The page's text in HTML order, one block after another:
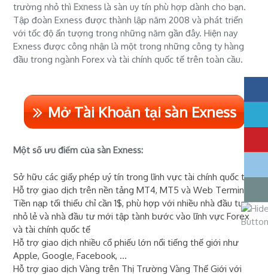
trường nhỏ thìExness là sàn uy tín phù hợp dành cho bạn.
Tập đoàn Exness được thành lập năm 2008 và phát triển
với tốc độ ấn tượng trong những năm gần đây. Hiện nay
Exness được công nhận là một trong những công ty hàng
đầu trong ngành Forex và tài chính quốc tế trên toàn cầu.
Mở Tài Khoản tại sàn Exness
Một số ưu điểm của sàn Exness:
Sở hữu các giấy phép uý tín trong lĩnh vực tài chính quốc tế
Hỗ trợ giao dịch trên nền tảng MT4, MT5 và Web Terminal
Tiền nạp tối thiểu chỉ cần 1$, phù hợp với nhiều nhà đầu tư
nhỏ lẻ và nhà đầu tư mới tập tành bước vào lĩnh vực Forex
và tài chính quốc tế
Hỗ trợ giao dịch nhiều cổ phiếu lớn nổi tiếng thế giới như
Apple, Google, Facebook, ...
Hỗ trợ giao dịch Vàng trên Thị Trường Vàng Thế Giới với